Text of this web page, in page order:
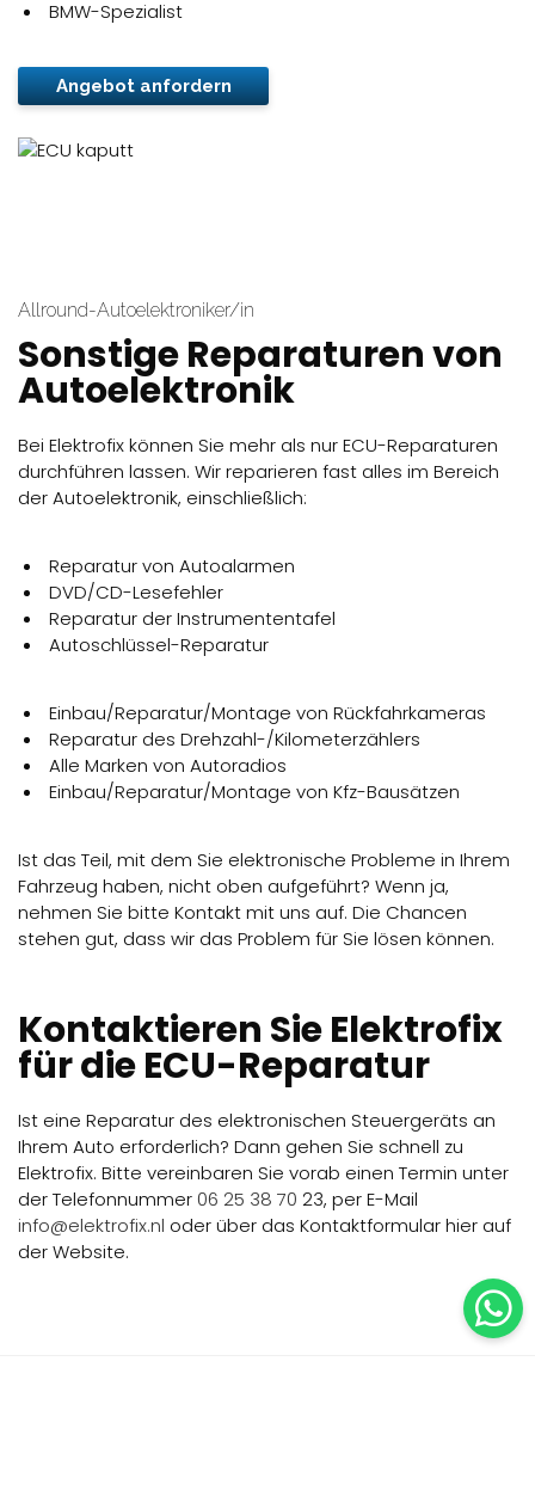
BMW-Spezialist
Angebot anfordern
Allround-Autoelektroniker/in
Sonstige Reparaturen von
Autoelektronik
Bei Elektrofix können Sie mehr als nur ECU-Reparaturen
durchführen lassen. Wir reparieren fast alles im Bereich
der Autoelektronik, einschließlich:
Reparatur von Autoalarmen
DVD/CD-Lesefehler
Reparatur der Instrumententafel
Autoschlüssel-Reparatur
Einbau/Reparatur/Montage von Rückfahrkameras
Reparatur des Drehzahl-/Kilometerzählers
Alle Marken von Autoradios
Einbau/Reparatur/Montage von Kfz-Bausätzen
Ist das Teil, mit dem Sie elektronische Probleme in Ihrem
Fahrzeug haben, nicht oben aufgeführt? Wenn ja,
nehmen Sie bitte Kontakt mit uns auf. Die Chancen
stehen gut, dass wir das Problem für Sie lösen können.
Kontaktieren Sie Elektrofix
für die ECU-Reparatur
Ist eine Reparatur des elektronischen Steuergeräts an
Ihrem Auto erforderlich? Dann gehen Sie schnell zu
Elektrofix. Bitte vereinbaren Sie vorab einen Termin unter
der Telefonnummer06 25 38 70 23, per E-Mail
info@elektrofix.nl oder über das Kontaktformular hier auf
der Website.